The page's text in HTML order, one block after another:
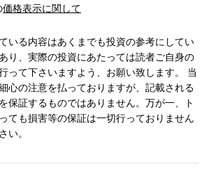
価格表示に関して
いる内容はあくまでも投資の参考にしてい
り、実際の投資にあたっては読者ご自身の
って下さいますよう、お願い致します。 当
心の注意を払っておりますが、記載される
保証するものではありません。万が一、ト
ても損害等の保証は一切行っておりません
い。